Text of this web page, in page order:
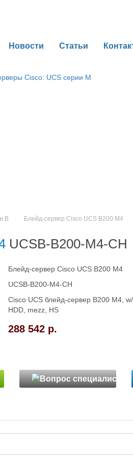
Новости Статьи
B Блейд-сервер Cisco UCS B200 M4
UCSB-B200-M4-CH
Блейд-сервер Cisco UCS B200 M4
UCSB-B200-M4-CH
Cisco UCS блейд-cервер B200 M4,
HDD, mezz, HS
288 542 р.